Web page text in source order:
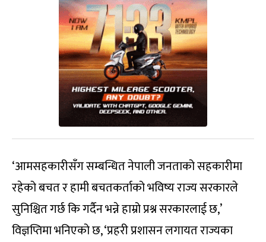
‘आमसहकारीसँग सम्बन्धित नेपाली जनताको सहकारीमा
रहेको बचत र हामी बचतकर्ताको भविष्य राज्य सरकारले
सुनिश्चित गर्छ कि गर्दैन भन्ने हाम्रो प्रश्न सरकारलाई छ,’
विज्ञप्तिमा भनिएको छ, ‘प्रहरी प्रशासन लगायत राज्यका